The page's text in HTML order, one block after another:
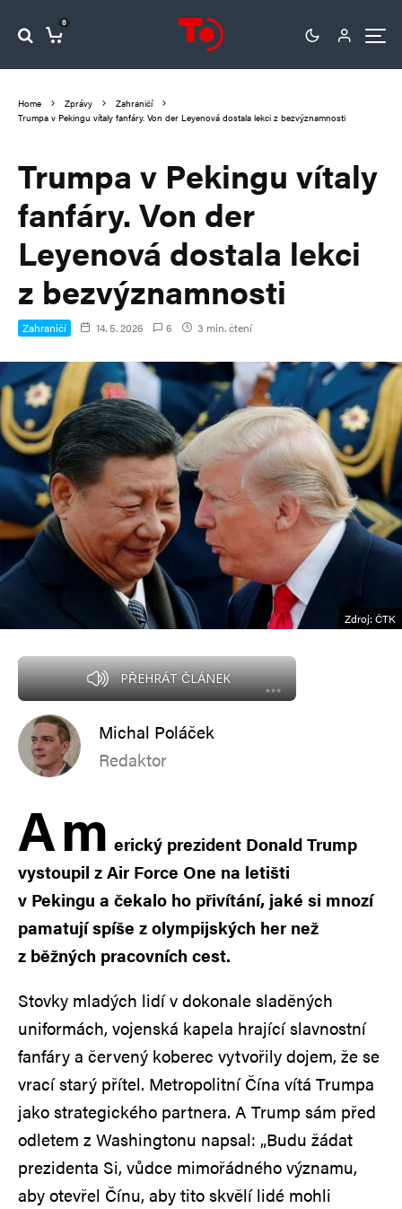
0
Home Zprávy
Zahraničí
Trumpa v Pekingu vítaly fanfáry. Von der Leyenová dostala lekci z bezvýznamnosti
Trumpa v Pekingu vítaly
fanfáry. Von der
Leyenová dostala lekci
z bezvýznamnosti
Zahraničí 14. 5. 2026 6 3 min. čtení
Zdroj: ČTK
PŘEHRÁT ČLÁNEK
Michal Poláček
Redaktor
Am erický prezident Donald Trump
vystoupil z Air Force One na letišti
v Pekingu a čekalo ho přivítání, jaké si mnozí
pamatují spíše z olympijských her než
z běžných pracovních cest.
Stovky mladých lidí v dokonale sladěných
uniformách, vojenská kapela hrající slavnostní
fanfáry a červený koberec vytvořily dojem, že se
vrací starý přítel. Metropolitní Čína vítá Trumpa
jako strategického partnera. A Trump sám před
odletem z Washingtonu napsal: „Budu žádat
prezidenta Si, vůdce mimořádného významu,
aby otevřel Čínu, aby tito skvělí lidé mohli